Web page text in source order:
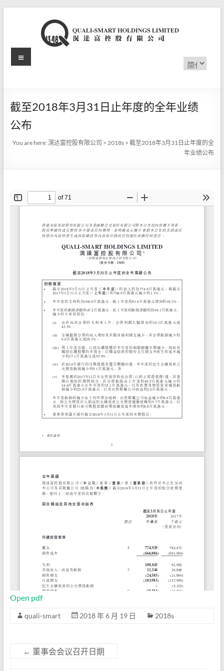
滉
富
控
股
公
选
择
Menu
截至2018年3月31日止年度的全年业绩
公布
You are here:滉达富控股有限公司 >2018s >截至2018年3月31日止年度的全
年业绩公布
Open pdf
quali-smart 2018 年 6 月 19 日 2018s
← 董事会会议召开日期